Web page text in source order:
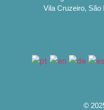
Vila Cruzeiro, São
©